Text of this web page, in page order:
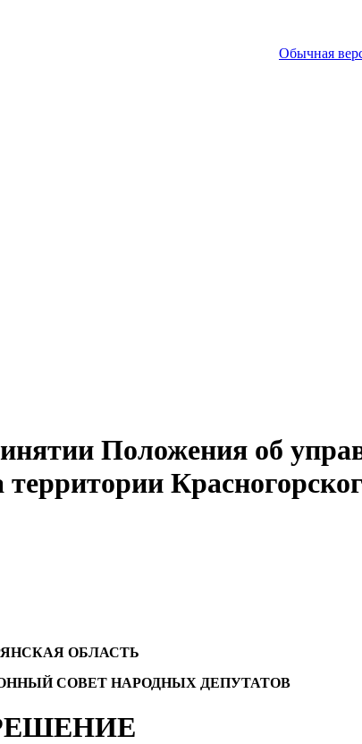
Обычная
Положения об
ОБЛАСТЬ
СОВЕТ НАРОДНЫХ ДЕПУТАТОВ